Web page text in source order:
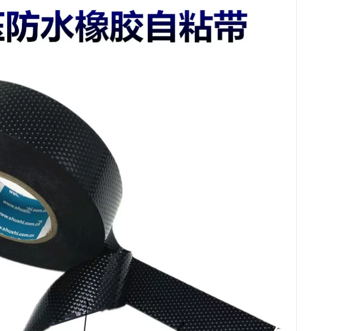
3M 1500 # Băng
cách điện PVC phổ
quát Băng điện
RoHS chống cháy
18mmx10m đen
cách điện PVC
chống cháy dây
điện chịu nhiệt độ
cao 20m đen đỏ
206,000
Băng keo điện Bull
Băng cách điện PVC
Băng cách điện
Băng keo đen dây
nhiệt độ cao màu
227,000
Zhengtai băng điện
chịu nhiệt độ cao
không thấm nước
dây PVC băng cách
điện trắng đen băng
điện cuộn lớn
203,000
Băng điện PVC Chín
đầu Băng 18mm Full
Box 200 Khối lượng
Dây cách điện bằng
Công cụ mạnh mẽ